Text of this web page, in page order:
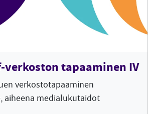
verkoston tapaaminen IV
verkostotapaaminen
aiheena medialukutaidot